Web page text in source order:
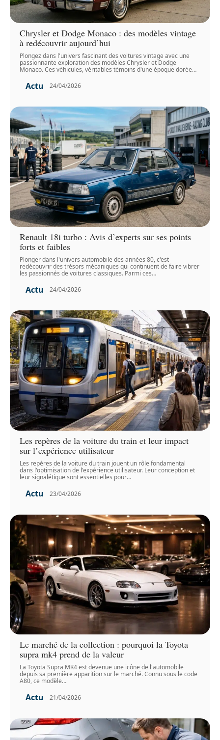
Chrysler et Dodge Monaco : des modèles vintage
à redécouvrir aujourd’hui
Plongez dans l'univers fascinant des voitures vintage avec une
passionnante exploration des modèles Chrysler et Dodge
Monaco. Ces véhicules, véritables témoins d'une époque dorée…
Actu 24/04/2026
Renault 18i turbo : Avis d’experts sur ses points
forts et faibles
Plonger dans l'univers automobile des années 80, c'est
redécouvrir des trésors mécaniques qui continuent de faire vibrer
les passionnés de voitures classiques. Parmi ces…
Actu 24/04/2026
Les repères de la voiture du train et leur impact
sur l’expérience utilisateur
Les repères de la voiture du train jouent un rôle fondamental
dans l'optimisation de l'expérience utilisateur. Leur conception et
leur signalétique sont essentielles pour…
Actu 23/04/2026
Le marché de la collection : pourquoi la Toyota
supra mk4 prend de la valeur
La Toyota Supra MK4 est devenue une icône de l'automobile
depuis sa première apparition sur le marché. Connu sous le code
A80, ce modèle…
Actu 21/04/2026